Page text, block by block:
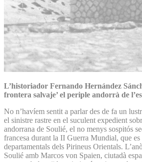
L’historiador Fernando Hernández
frontera salvaje’ el periple andorrà de
No n’havíem sentit a parlar des de fa un
el sinistre rastre en el suculent expedient
andorrana de Soulié, el no menys sospitós
francesa durant la II Guerra Mundial, que es
departamentals dels Pirineus Orientals.
Soulié amb Marcos von Spaien, ciutadà